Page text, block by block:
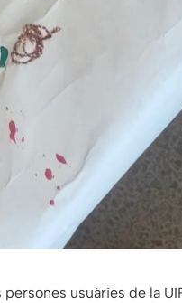
usuàries de la